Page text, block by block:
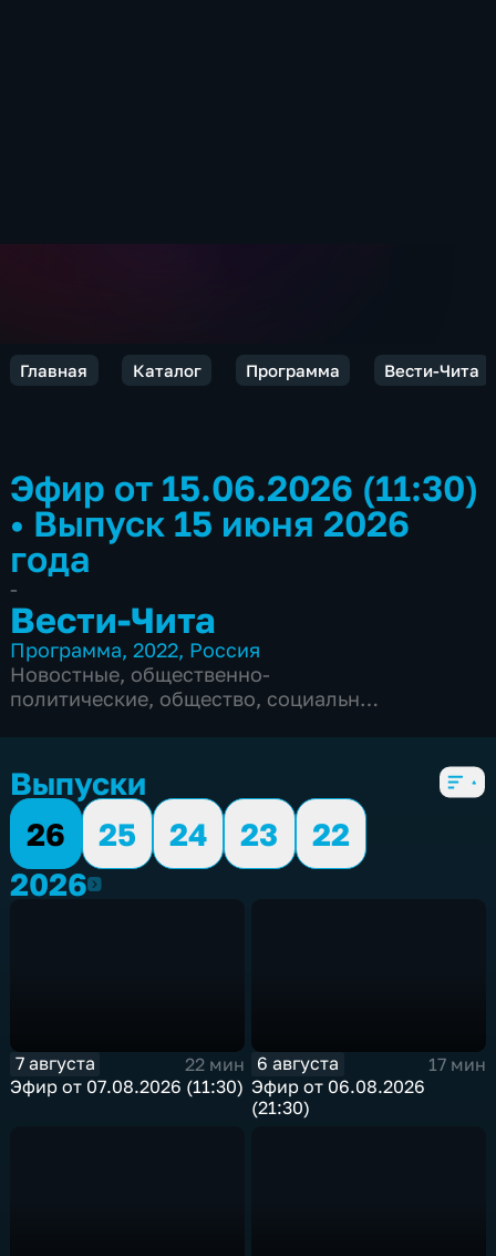
Главная Каталог Программа Вести-Чита
Эфир от 15.06.2026 (11:30)
• Выпуск 15 июня 2026
года
-
Вести-Чита
Программа,2022, Россия
Новостные, общественно-
политические, общество, социально-
Выпуски
26
25 24 23
22
20262026
7 августа
22 мин
Эфир от 07.08.2026 (11:30)
6 августа
17 мин
Эфир от 06.08.2026
(21:30)